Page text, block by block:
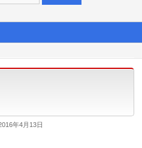
年4月13日